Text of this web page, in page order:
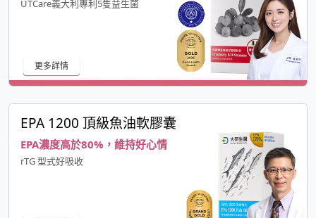
UTCare義大利專利5隻益生菌
更多詳情
EPA 1200 頂級魚油軟膠囊
EPA濃度高於80%，維持好心情
rTG 型式好吸收